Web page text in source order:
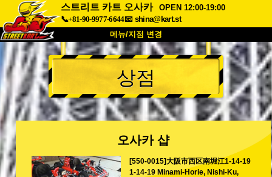
스트리트 카트 오사카
OPEN 12:00-19:00
📞+81-90-9977-6644📧 shina@kart.st
메뉴/지점 변경
최상단
소개 사양 가격
접근성 고객 리뷰 자주 묻는 질문
회사 정보 예약
지점 변경
도쿄 시나가와 #1 도쿄 아키하바라#1
상점
오사카 샵
[550-0015]大阪市西区南堀江1-14-19
1-14-19 Minami-Horie, Nishi-Ku,